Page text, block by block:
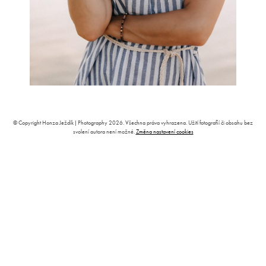
© Copyright Honza Ježdík | Photography 2026. Všechna práva vyhrazena. Užití fotografií či obsahu bez
svolení autora není možné.Změna nastavení cookies